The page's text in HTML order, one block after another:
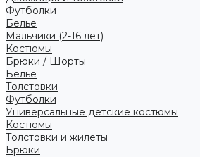
Футболки
Белье
Мальчики (2-16 лет)
Костюмы
Брюки / Шорты
Белье
Толстовки
Футболки
Универсальные детские костюмы
Костюмы
Толстовки и жилеты
Брюки